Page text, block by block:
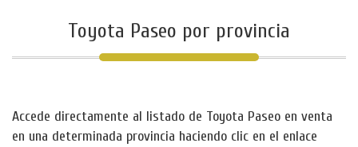
Toyota Paseo por provincia
Accede directamente al listado de Toyota Paseo en venta
en una determinada provincia haciendo clic en el enlace